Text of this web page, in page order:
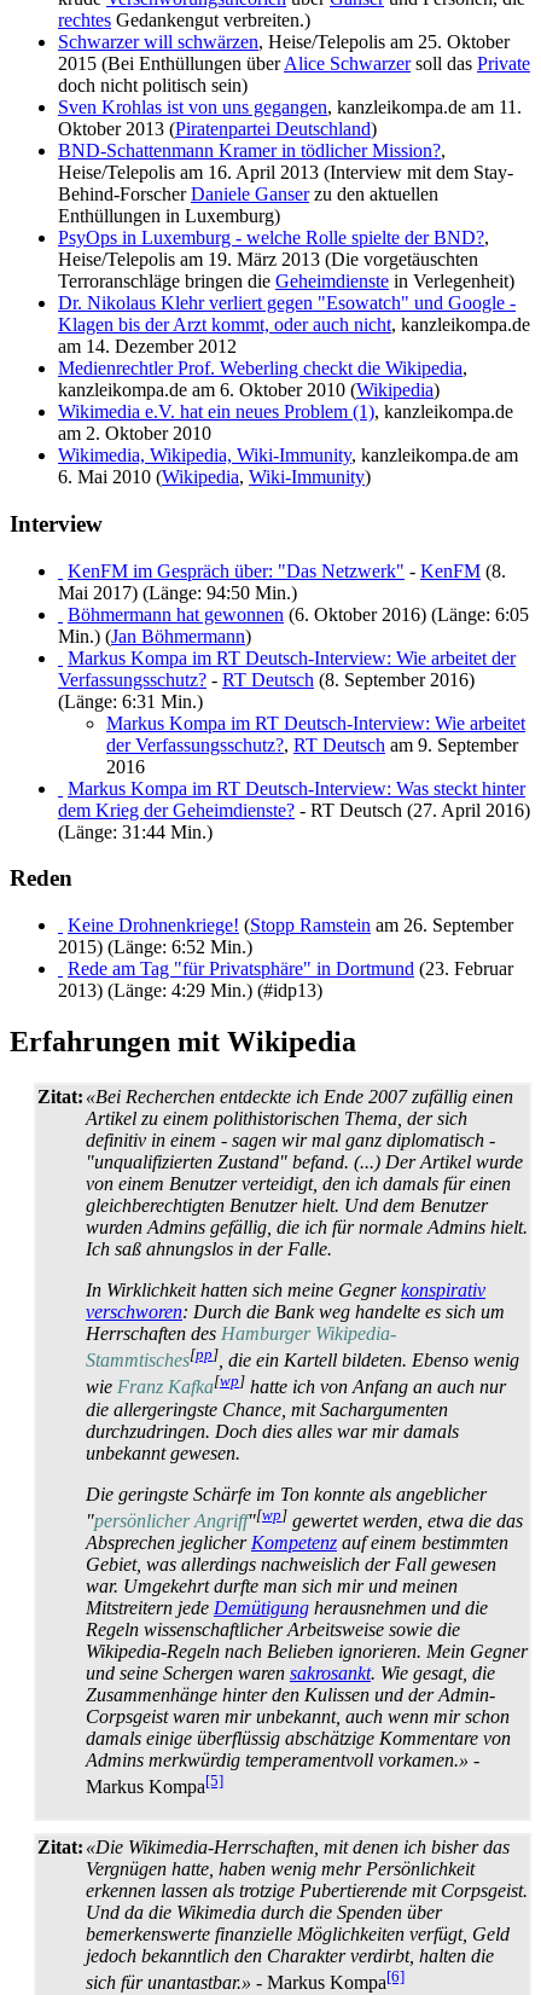
rechtes Gedankengut verbreiten.)
Schwarzer will schwärzen, Heise/Telepolis am 25. Oktober
2015 (Bei Enthüllungen überAlice Schwarzersoll das Private
doch nicht politisch sein)
Sven Krohlas ist von uns gegangen, kanzleikompa.de am 11.
Oktober 2013 (Piratenpartei Deutschland)
BND-Schattenmann Kramer in tödlicher Mission?,
Heise/Telepolis am 16. April 2013 (Interview mit dem Stay-
Behind-ForscherDaniele Ganserzu den aktuellen
Enthüllungen in Luxemburg)
PsyOps in Luxemburg - welche Rolle spielte der BND?,
Heise/Telepolis am 19. März 2013 (Die vorgetäuschten
Terroranschläge bringen die Geheimdienste in Verlegenheit)
Dr. Nikolaus Klehr verliert gegen "Esowatch" und Google -
Klagen bis der Arzt kommt, oder auch nicht, kanzleikompa.de
am 14. Dezember 2012
Medienrechtler Prof. Weberling checkt die Wikipedia,
kanzleikompa.de am 6. Oktober 2010 (Wikipedia)
Wikimedia e.V. hat ein neues Problem (1), kanzleikompa.de
am 2. Oktober 2010
Wikimedia, Wikipedia, Wiki-Immunity, kanzleikompa.de am
6. Mai 2010 (Wikipedia, Wiki-Immunity)
Interview
KenFM im Gespräch über: "Das Netzwerk" - KenFM (8.
Mai 2017) (Länge: 94:50 Min.)
Böhmermann hat gewonnen (6. Oktober 2016) (Länge: 6:05
Min.) (Jan Böhmermann)
Markus Kompa im RT Deutsch-Interview: Wie arbeitet der
Verfassungsschutz? - RT Deutsch (8. September 2016)
(Länge: 6:31 Min.)
Markus Kompa im RT Deutsch-Interview: Wie arbeitet
der Verfassungsschutz?, RT Deutsch am 9. September
2016
Markus Kompa im RT Deutsch-Interview: Was steckt hinter
dem Krieg der Geheimdienste? - RT Deutsch (27. April 2016)
(Länge: 31:44 Min.)
Reden
Keine Drohnenkriege! (Stopp Ramstein am 26. September
2015) (Länge: 6:52 Min.)
Rede am Tag "für Privatsphäre" in Dortmund (23. Februar
2013) (Länge: 4:29 Min.) (#idp13)
Erfahrungen mit Wikipedia
Zitat: «Bei Recherchen entdeckte ich Ende 2007 zufällig einen
Artikel zu einem polit­historischen Thema, der sich
definitiv in einem - sagen wir mal ganz diplomatisch -
"unqualifizierten Zustand" befand. (...) Der Artikel wurde
von einem Benutzer verteidigt, den ich damals für einen
gleich­berechtigten Benutzer hielt. Und dem Benutzer
wurden Admins gefällig, die ich für normale Admins hielt.
Ich saß ahnungslos in der Falle.
In Wirklichkeit hatten sich meine Gegnerkonspirativ
verschworen: Durch die Bank weg handelte es sich um
Herrschaften des Hamburger Wikipedia-
Stammtisches[pp] , die ein Kartell bildeten. Ebenso wenig
wie Franz Kafka[wp] hatte ich von Anfang an auch nur
die allergeringste Chance, mit Sach­argumenten
durchzudringen. Doch dies alles war mir damals
unbekannt gewesen.
Die geringste Schärfe im Ton konnte als angeblicher
"persönlicher Angriff"[wp] gewertet werden, etwa die das
Absprechen jeglicher Kompetenz auf einem bestimmten
Gebiet, was allerdings nachweislich der Fall gewesen
war. Umgekehrt durfte man sich mir und meinen
Mitstreitern jede Demütigung herausnehmen und die
Regeln wissenschaftlicher Arbeitsweise sowie die
Wikipedia-Regeln nach Belieben ignorieren. Mein Gegner
und seine Schergen waren sakrosankt. Wie gesagt, die
Zusammenhänge hinter den Kulissen und der Admin-
Corpsgeist waren mir unbekannt, auch wenn mir schon
damals einige überflüssig abschätzige Kommentare von
Admins merkwürdig temperamentvoll vorkamen.» -
Markus Kompa[5]
Zitat: «Die Wikimedia-Herrschaften, mit denen ich bisher das
Vergnügen hatte, haben wenig mehr Persönlichkeit
erkennen lassen als trotzige Pubertierende mit Corpsgeist.
Und da die Wikimedia durch die Spenden über
bemerkenswerte finanzielle Möglichkeiten verfügt, Geld
jedoch bekanntlich den Charakter verdirbt, halten die
sich für unantastbar.» - Markus Kompa[6]